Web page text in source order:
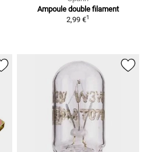
Ampoule double filament
2,99 €1